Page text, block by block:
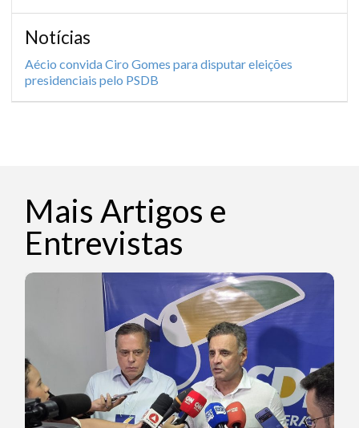
Notícias
Aécio convida Ciro Gomes para disputar eleições
presidenciais pelo PSDB
Mais Artigos e
Entrevistas